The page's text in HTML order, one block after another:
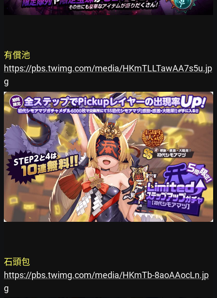
有償池
https://pbs.twimg.com/media/HKmTLLTawAA7s5u.jp
g
石頭包
https://pbs.twimg.com/media/HKmTb-8aoAAocLn.jp
g